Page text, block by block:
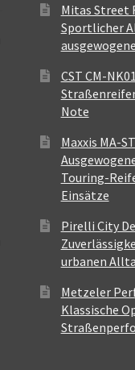
Mitas Street
Sportlicher
CST CM-
Note
Maxxis MA-
Touring-
Einsätze
Pirelli City
urbanen
Metzeler
Klassische